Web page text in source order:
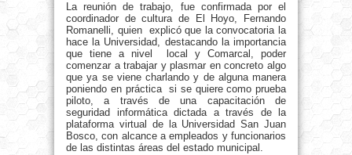
La reunión de trabajo, fue confirmada por el
coordinador de cultura de El Hoyo, Fernando
Romanelli, quien explicó que la convocatoria la
hace la Universidad, destacando la importancia
que tiene a nivel local y Comarcal, poder
comenzar a trabajar y plasmar en concreto algo
que ya se viene charlando y de alguna manera
poniendo en práctica si se quiere como prueba
piloto, a través de una capacitación de
seguridad informática dictada a través de la
plataforma virtual de la Universidad San Juan
Bosco, con alcance a empleados y funcionarios
de las distintas áreas del estado municipal.